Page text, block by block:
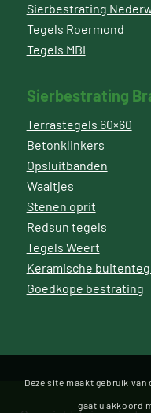
Sierbestrating
Tegels Roermond
Tegels MBI
Sierbestrating
Terrastegels 60×60
Betonklinkers
Opsluitbanden
Waaltjes
Stenen oprit
Redsun tegels
Tegels Weert
Keramische
Goedkope bestrating
Deze site maakt gebruik
gaat u akkoord